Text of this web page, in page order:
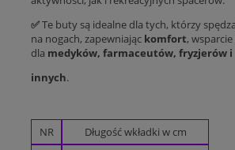
✅Te buty są idealne dla tych, którzy
na nogach, zapewniając komfort,
dla medyków, farmaceutów, fryzjerów i
innych.
NR
Długość wkładki w cm